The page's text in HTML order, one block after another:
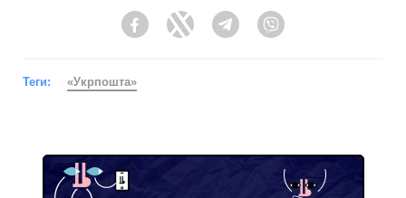
FacebookTwitter Telegram
Теги: «Укрпошта»